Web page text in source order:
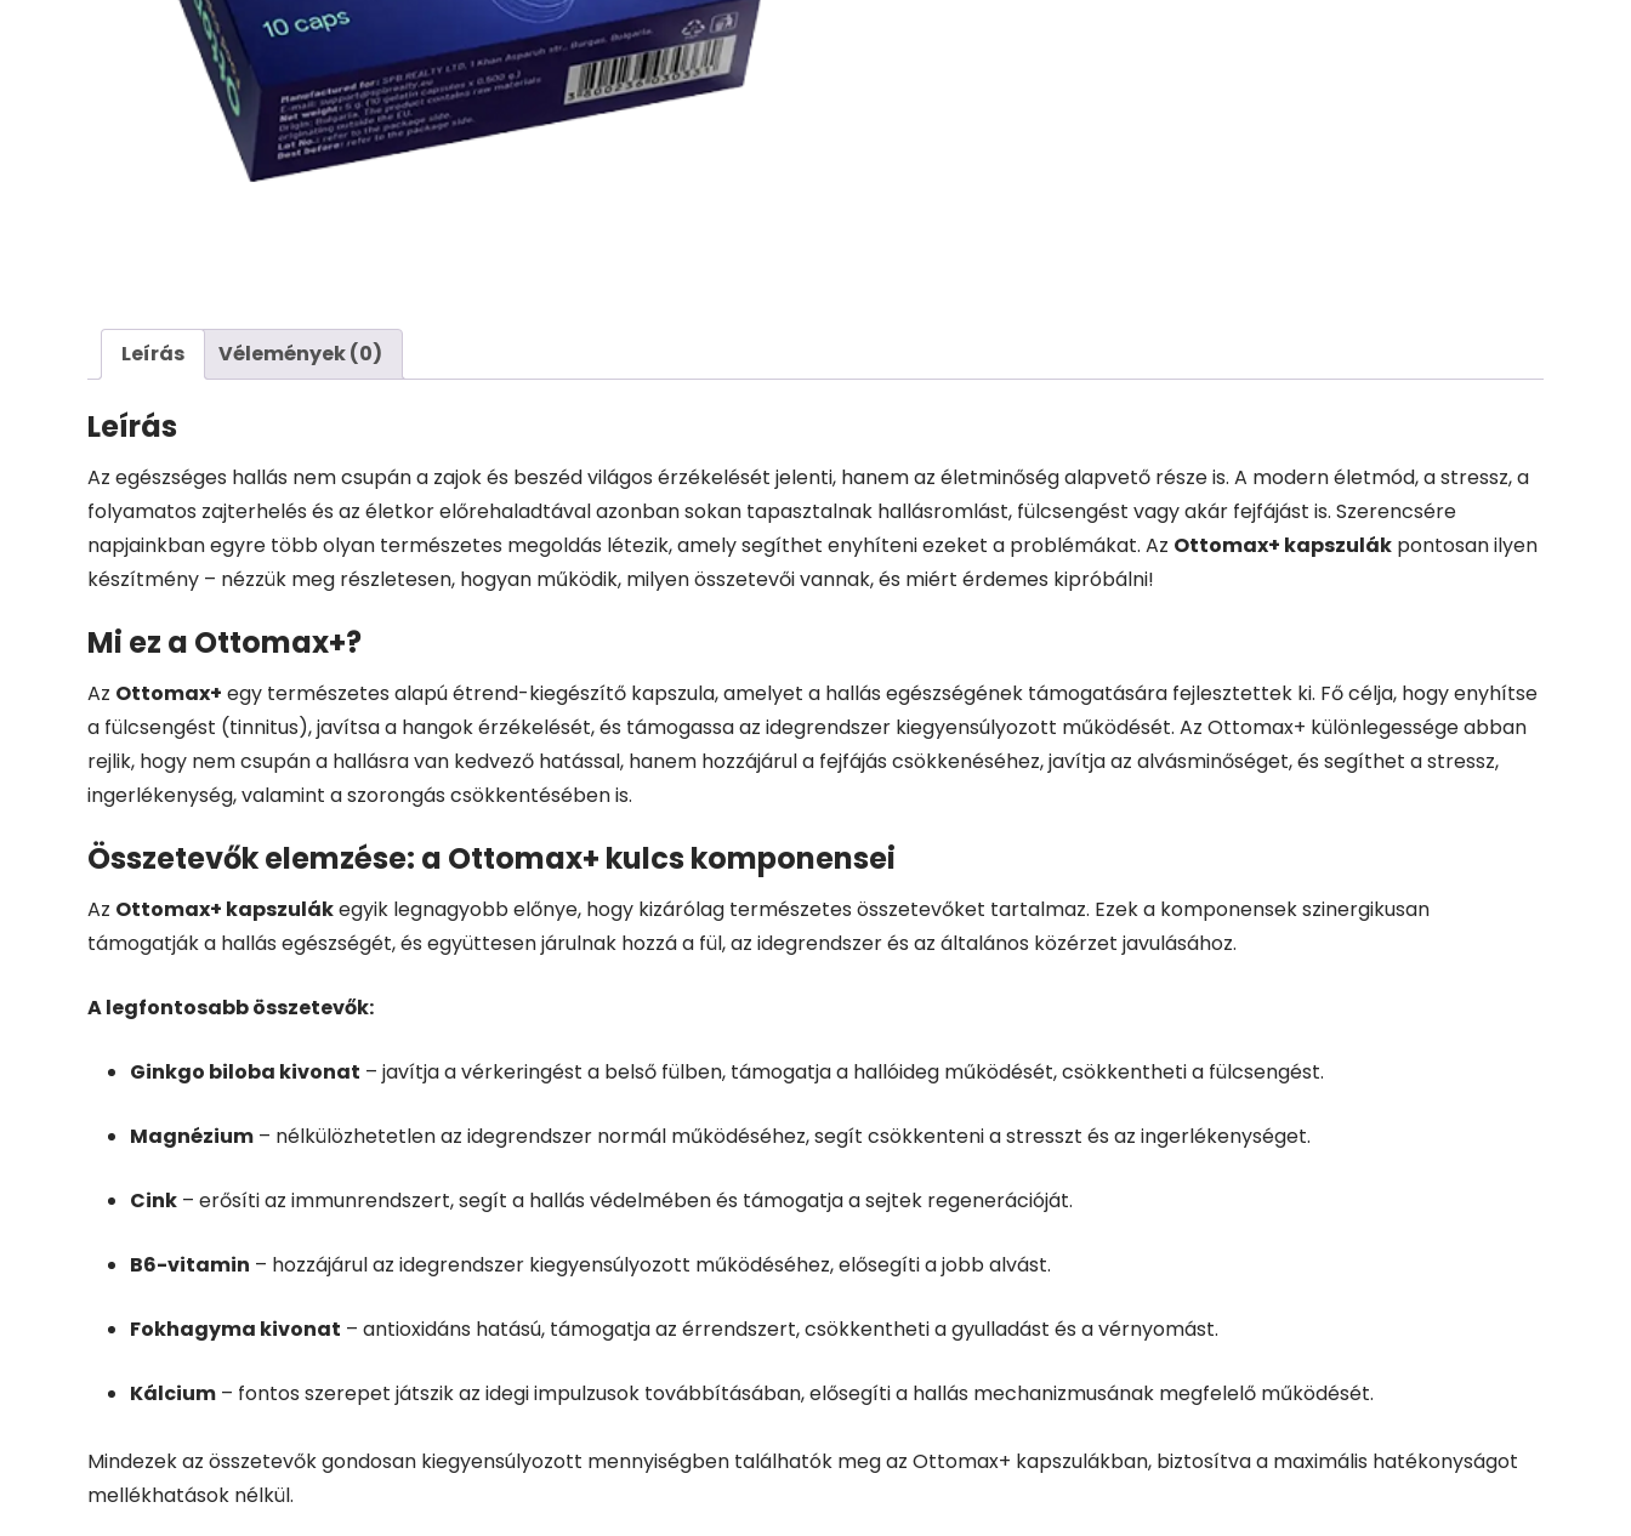
Leírás Vélemények (0)
Leírás
Az egészséges hallás nem csupán a zajok és beszéd világos érzékelését jelenti, hanem az életminőség alapvető része is. A modern életmód, a stressz, a
folyamatos zajterhelés és az életkor előrehaladtával azonban sokan tapasztalnak hallásromlást, fülcsengést vagy akár fejfájást is. Szerencsére
napjainkban egyre több olyan természetes megoldás létezik, amely segíthet enyhíteni ezeket a problémákat. Az Ottomax+ kapszulák pontosan ilyen
készítmény – nézzük meg részletesen, hogyan működik, milyen összetevői vannak, és miért érdemes kipróbálni!
Mi ez a Ottomax+?
Az Ottomax+ egy természetes alapú étrend-kiegészítő kapszula, amelyet a hallás egészségének támogatására fejlesztettek ki. Fő célja, hogy enyhítse
a fülcsengést (tinnitus), javítsa a hangok érzékelését, és támogassa az idegrendszer kiegyensúlyozott működését. Az Ottomax+ különlegessége abban
rejlik, hogy nem csupán a hallásra van kedvező hatással, hanem hozzájárul a fejfájás csökkenéséhez, javítja az alvásminőséget, és segíthet a stressz,
ingerlékenység, valamint a szorongás csökkentésében is.
Összetevők elemzése: a Ottomax+ kulcs komponensei
Az Ottomax+ kapszulákegyik legnagyobb előnye, hogy kizárólag természetes összetevőket tartalmaz. Ezek a komponensek szinergikusan
támogatják a hallás egészségét, és együttesen járulnak hozzá a fül, az idegrendszer és az általános közérzet javulásához.
A legfontosabb összetevők:
Ginkgo biloba kivonat – javítja a vérkeringést a belső fülben, támogatja a hallóideg működését, csökkentheti a fülcsengést.
Magnézium – nélkülözhetetlen az idegrendszer normál működéséhez, segít csökkenteni a stresszt és az ingerlékenységet.
Cink – erősíti az immunrendszert, segít a hallás védelmében és támogatja a sejtek regenerációját.
B6-vitamin – hozzájárul az idegrendszer kiegyensúlyozott működéséhez, elősegíti a jobb alvást.
Fokhagyma kivonat – antioxidáns hatású, támogatja az érrendszert, csökkentheti a gyulladást és a vérnyomást.
Kálcium – fontos szerepet játszik az idegi impulzusok továbbításában, elősegíti a hallás mechanizmusának megfelelő működését.
Mindezek az összetevők gondosan kiegyensúlyozott mennyiségben találhatók meg az Ottomax+ kapszulákban, biztosítva a maximális hatékonyságot
mellékhatások nélkül.